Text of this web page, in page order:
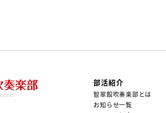
部活紹介
智翠館吹奏楽部とは
お知らせ一覧